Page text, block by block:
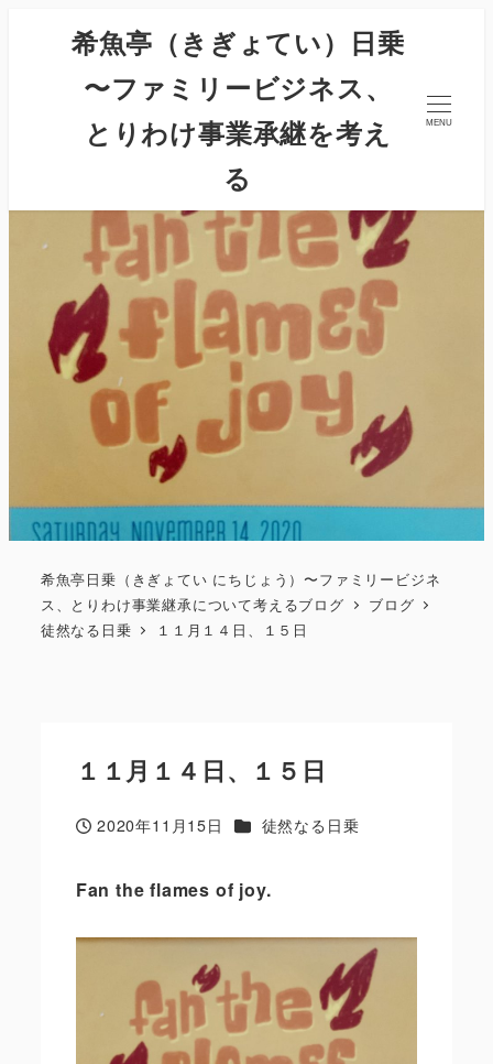
希魚亭（きぎょてい）日乗
〜ファミリービジネス、
とりわけ事業承継を考え
る
MENU
希魚亭日乗（きぎょてい にちじょう）〜ファミリービジネ
ス、とりわけ事業継承について考えるブログ
ブログ
徒然なる日乗
１１月１４日、１５日
１１月１４日、１５日
投稿日
2020年11月15日 カテゴリー
徒然なる日乗
Fan the flames of joy.